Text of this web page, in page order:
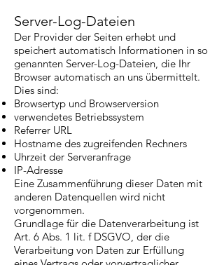
Server-Log-Dateien
Der Provider der Seiten erhebt und
speichert automatisch Informationen in so
genannten Server-Log-Dateien, die Ihr
Browser automatisch an uns übermittelt.
Dies sind:
Browsertyp und Browserversion
verwendetes Betriebssystem
Referrer URL
Hostname des zugreifenden Rechners
Uhrzeit der Serveranfrage
IP-Adresse
Eine Zusammenführung dieser Daten mit
anderen Datenquellen wird nicht
vorgenommen.
Grundlage für die Datenverarbeitung ist
Art. 6 Abs. 1 lit. f DSGVO, der die
Verarbeitung von Daten zur Erfüllung